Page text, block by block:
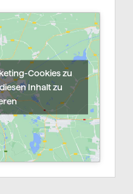
Cookies zu
Inhalt zu